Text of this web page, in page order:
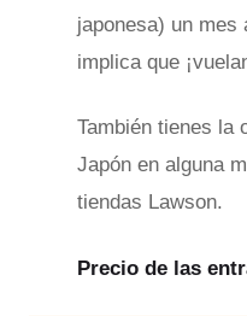
japonesa) un mes
implica que
También tienes la
Japón en alguna
tiendas Lawson.
Precio de las